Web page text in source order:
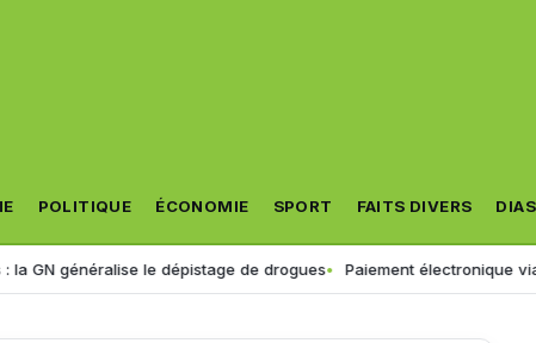
POLITIQUE ÉCONOMIE SPORT FAITS DIVERS
le dépistage de drogues Paiement électronique via «